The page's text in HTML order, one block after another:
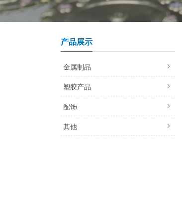
产品展示
金属制品
塑胶产品
配饰
其他